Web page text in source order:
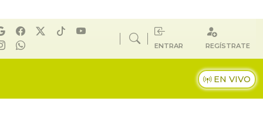
ENTRAR REGÍSTRATE
EN VIVO